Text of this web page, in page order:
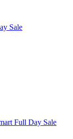
Sale
Full Day Sale